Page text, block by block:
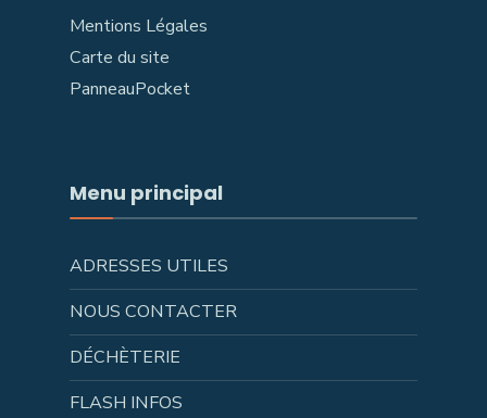
Mentions Légales
Carte du site
PanneauPocket
Menu principal
ADRESSES UTILES
NOUS CONTACTER
DÉCHÈTERIE
FLASH INFOS